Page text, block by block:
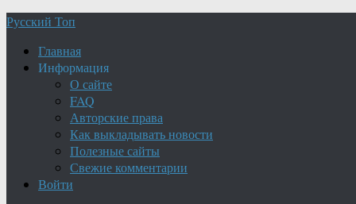
Русский Топ
Главная
Информация
О сайте
FAQ
Авторские права
Как выкладывать новости
Полезные сайты
Свежие комментарии
Войти